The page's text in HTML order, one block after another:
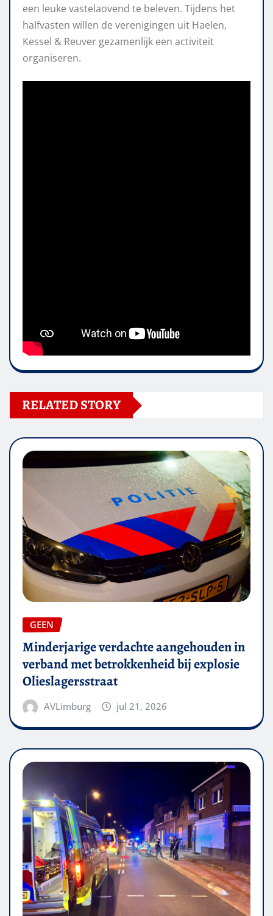
een leuke vastelaovend te beleven. Tijdens het
halfvasten willen de verenigingen uit Haelen,
Kessel & Reuver gezamenlijk een activiteit
organiseren.
RELATED STORY
GEEN
Minderjarige verdachte aangehouden in
verband met betrokkenheid bij explosie
Olieslagersstraat
AVLimburg jul 21, 2026